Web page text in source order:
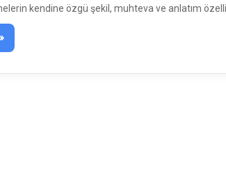
kendine özgü şekil, muhteva ve anlatım